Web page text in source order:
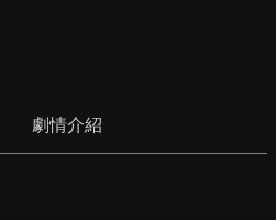
劇情介紹